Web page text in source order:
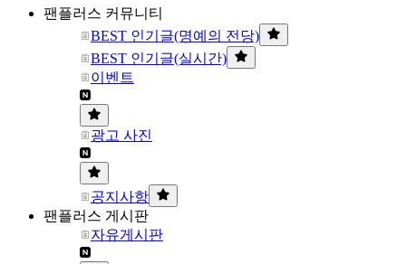
팬플러스 커뮤니티
BEST 인기글(명예의 전당)
BEST 인기글(실시간)
이벤트
광고 사진
공지사항
팬플러스 게시판
자유게시판